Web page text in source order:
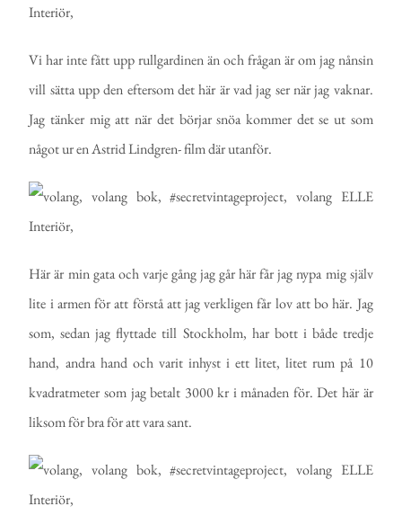
Vi har inte fått upp rullgardinen än och frågan är om jag nånsin
vill sätta upp den eftersom det här är vad jag ser när jag vaknar.
Jag tänker mig att när det börjar snöa kommer det se ut som
något ur en Astrid Lindgren- film där utanför.
Här är min gata och varje gång jag går här får jag nypa mig själv
lite i armen för att förstå att jag verkligen får lov att bo här. Jag
som, sedan jag flyttade till Stockholm, har bott i både tredje
hand, andra hand och varit inhyst i ett litet, litet rum på 10
kvadratmeter som jag betalt 3000 kr i månaden för. Det här är
liksom för bra för att vara sant.